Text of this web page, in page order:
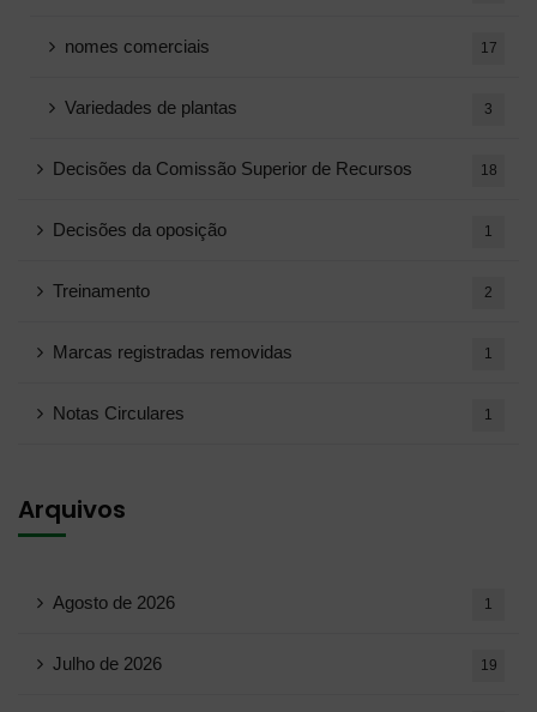
nomes comerciais 17
Variedades de plantas 3
Decisões da Comissão Superior de Recursos 18
Decisões da oposição 1
Treinamento 2
Marcas registradas removidas 1
Notas Circulares 1
Arquivos
Agosto de 2026 1
Julho de 2026 19